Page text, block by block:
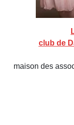
club de
maison des